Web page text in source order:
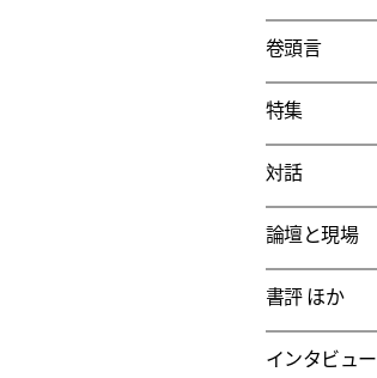
卷頭言
特集
対話
論壇と現場
書評 ほか
インタビュー